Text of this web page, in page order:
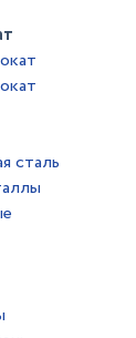
сталь